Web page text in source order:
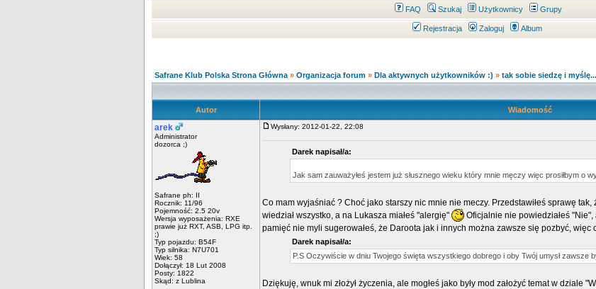
FAQ Szukaj Użytkownicy Grupy
Rejestracja Zaloguj Album
Safrane Klub Polska Strona Główna » Organizacja forum » Dla aktywnych użytkowników :) » tak sobie siedzę i myślę...
Autor Wiadomość
arek
Administrator
dozorca ;)
Safrane ph: II
Rocznik: 11/96
Pojemność: 2.5 20v
Wersja wyposażenia: RXE
prawie już RXT, ASB, LPG itp.
;)
Typ pojazdu: B54F
Typ silnika: N7U701
Wiek: 58
Dołączył: 18 Lut 2008
Posty: 1822
Skąd: z Lublina
Wysłany: 2012-01-22, 22:08
Darek napisał/a:
Jak sam zauważyłeś jestem już słusznego wieku który mnie męczy więc prosiłbym o
Co mam wyjaśniać ? Choć jako starszy nic mnie nie meczy. Przedstawiłeś sprawę
wiedział wszystko, a na Lukasza miałeś "alergię"
Oficjalnie nie powiedziałeś
pamięć nie myli sugerowałeś, że Daroota jak i innych można zawsze się pozbyć, więc
Darek napisał/a:
P.S Oczywiście w dniu Twojego święta wszystkiego dobrego i oby Twój umysł zawsze
Dziękuję, wnuk mi złożył życzenia, ale mogłeś jako były mod założyć temat w dziale